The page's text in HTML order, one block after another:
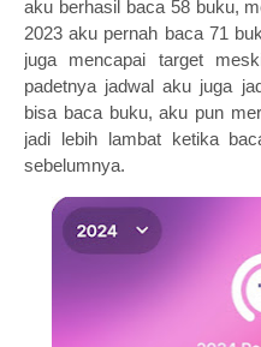
aku berhasil baca 58 buku,
2023 aku pernah baca 71
juga mencapai target
padetnya jadwal aku juga
bisa baca buku, aku pun
jadi lebih lambat ketika
sebelumnya.